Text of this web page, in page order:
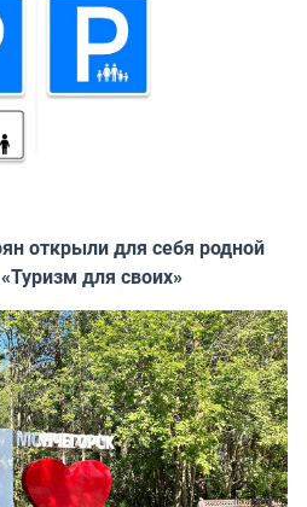
открыли для себя родной
для своих»